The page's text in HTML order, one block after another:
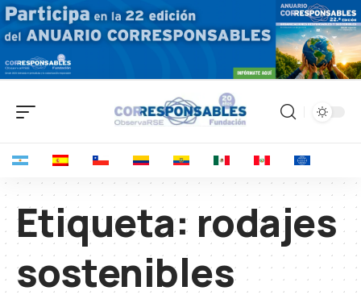
Etiqueta: rodajes
sostenibles